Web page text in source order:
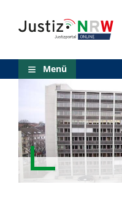
Inhalt
(Sprungmarken)
Menü
Zur
Suche
Entscheidungssuche
Zur
Hauptnavigation
Zum
aktuellen
Inhalt
Menü